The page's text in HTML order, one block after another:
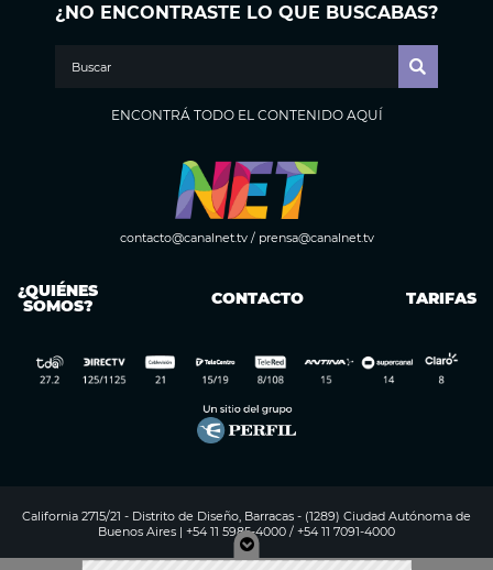
¿NO ENCONTRASTE LO QUE BUSCABAS?
ENCONTRÁ TODO EL CONTENIDO AQUÍ
contacto@canalnet.tv/ prensa@canalnet.tv
¿QUIÉNES
SOMOS? CONTACTO TARIFAS
California 2715/21 - Distrito de Diseño, Barracas - (1289) Ciudad Autónoma de
Buenos Aires | +54 11 5985-4000 / +54 11 7091-4000